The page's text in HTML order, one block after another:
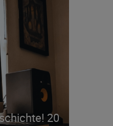
20